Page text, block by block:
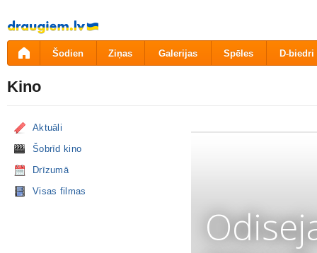
Pāriet
uz
saturu
Šodien Ziņas Galerijas Spēles D-biedri
Kino
Aktuāli
Šobrīd kino
Drīzumā
Visas filmas